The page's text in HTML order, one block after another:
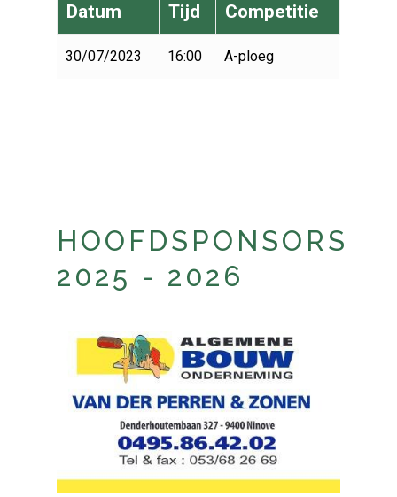
Datum Tijd Competitie
30/07/2023 16:00 A-ploeg
HOOFDSPONSORS
2025 - 2026